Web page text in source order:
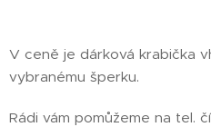
V ceně je dárková krabička
vybranému šperku.
Rádi vám pomůžeme na tel.